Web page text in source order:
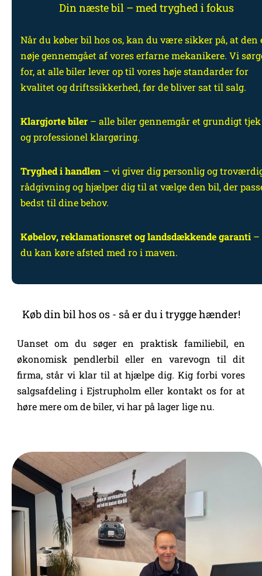
Din næste bil – med tryghed i fokus
Når du køber bil hos os, kan du være sikker på, at den
nøje gennemgået af vores erfarne mekanikere. Vi
for, at alle biler lever op til vores høje standarder for
kvalitet og driftssikkerhed, før de bliver sat til salg.
Klargjorte biler– alle biler gennemgår et grundigt tjek
og professionel klargøring.
Tryghed i handlen– vi giver dig personlig og
rådgivning og hjælper dig til at vælge den bil, der
bedst til dine behov.
Købelov, reklamationsret og landsdækkende garanti–
du kan køre afsted med ro i maven.
Køb din bil hos os - så er du i trygge hænder!
Uanset om du søger en praktisk familiebil, en
økonomisk pendlerbil eller en varevogn til dit
firma, står vi klar til at hjælpe dig. Kig forbi vores
salgsafdeling i Ejstrupholm eller kontakt os for at
høre mere om de biler, vi har på lager lige nu.